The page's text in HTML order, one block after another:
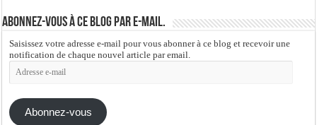
Abonnez-vous à ce blog par e-mail.
Saisissez votre adresse e-mail pour vous abonner à ce blog et recevoir une
notification de chaque nouvel article par email.
Adresse
e-
Abonnez-vous